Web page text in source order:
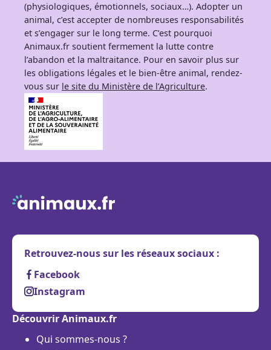
(physiologiques, émotionnels, sociaux…). Adopter un
animal, c’est accepter de nombreuses responsabilités
et s’engager sur le long terme. C’est pourquoi
Animaux.fr soutient fermement la lutte contre
l’abandon et la maltraitance. Pour en savoir plus sur
les obligations légales et le bien-être animal, rendez-
vous sur le site du Ministère de l’Agriculture.
Retrouvez-nous sur les réseaux sociaux :
Facebook
Instagram
Découvrir Animaux.fr
Qui sommes-nous ?